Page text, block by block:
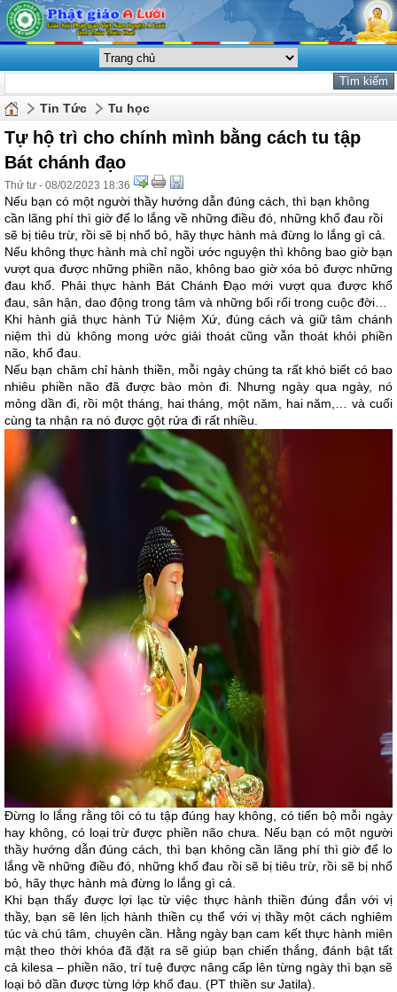
Tin Tức Tu học
Tự hộ trì cho chính mình bằng cách tu tập
Bát chánh đạo
Thứ tư - 08/02/2023 18:36
Nếu bạn có một người thầy hướng dẫn đúng cách, thì bạn không
cần lãng phí thì giờ để lo lắng về những điều đó, những khổ đau rồi
sẽ bị tiêu trừ, rồi sẽ bị nhổ bỏ, hãy thực hành mà đừng lo lắng gì cả.
Nếu không thực hành mà chỉ ngồi ước nguyện thì không bao giờ bạn
vượt qua được những phiền não, không bao giờ xóa bỏ được những
đau khổ. Phải thực hành Bát Chánh Đạo mới vượt qua được khổ
đau, sân hận, dao động trong tâm và những bối rối trong cuộc đời…
Khi hành giả thực hành Tứ Niệm Xứ, đúng cách và giữ tâm chánh
niệm thì dù không mong ước giải thoát cũng vẫn thoát khỏi phiền
não, khổ đau.
Nếu bạn chăm chỉ hành thiền, mỗi ngày chúng ta rất khó biết có bao
nhiêu phiền não đã được bào mòn đi. Nhưng ngày qua ngày, nó
mỏng dần đi, rồi một tháng, hai tháng, một năm, hai năm,… và cuối
cùng ta nhận ra nó được gột rửa đi rất nhiều.
Đừng lo lắng rằng tôi có tu tập đúng hay không, có tiến bộ mỗi ngày
hay không, có loại trừ được phiền não chưa. Nếu bạn có một người
thầy hướng dẫn đúng cách, thì bạn không cần lãng phí thì giờ để lo
lắng về những điều đó, những khổ đau rồi sẽ bị tiêu trừ, rồi sẽ bị nhổ
bỏ, hãy thực hành mà đừng lo lắng gì cả.
Khi bạn thấy được lợi lạc từ việc thực hành thiền đúng đắn với vị
thầy, bạn sẽ lên lịch hành thiền cụ thể với vị thầy một cách nghiêm
túc và chú tâm, chuyên cần. Hằng ngày bạn cam kết thực hành miên
mật theo thời khóa đã đặt ra sẽ giúp bạn chiến thắng, đánh bật tất
cả kilesa – phiền não, trí tuệ được nâng cấp lên từng ngày thì bạn sẽ
loại bỏ dần được từng lớp khổ đau. (PT thiền sư Jatila).